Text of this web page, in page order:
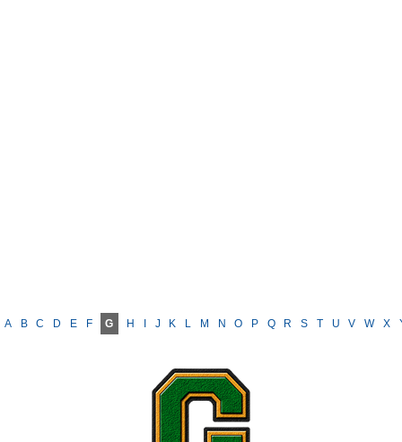
A B C D E F G H J K L M N O P Q R S T U V W X